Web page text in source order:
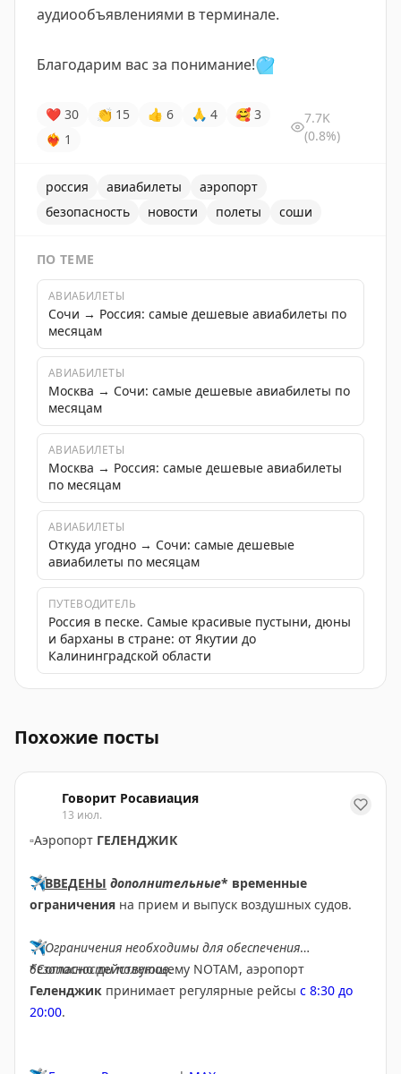
аудиообъявлениями в терминале.
Благодарим вас за понимание!🩵
❤ 30 👏 15 👍 6 🙏 4 🥰 3
❤‍🔥 1
7.7K
(0.8%)
россия авиабилеты
аэропорт
безопасность
новости полеты соши
ПО ТЕМЕ
АВИАБИЛЕТЫ
Сочи → Россия: самые дешевые авиабилеты по
месяцам
АВИАБИЛЕТЫ
Москва → Сочи: самые дешевые авиабилеты по
месяцам
АВИАБИЛЕТЫ
Москва → Россия: самые дешевые авиабилеты
по месяцам
АВИАБИЛЕТЫ
Откуда угодно → Сочи: самые дешевые
авиабилеты по месяцам
ПУТЕВОДИТЕЛЬ
Россия в песке. Самые красивые пустыни, дюны
и барханы в стране: от Якутии до
Калининградской области
Похожие посты
Говорит Росавиация
13 июл.
▫️Аэропорт ГЕЛЕНДЖИК
✈️ВВЕДЕНЫ дополнительные* временные
ограничения на прием и выпуск воздушных судов.
✈️Ограничения необходимы для обеспечения
безопасности полетов.
*Согласно действующему NOTAM, аэропорт
Геленджик принимает регулярные рейсы с 8:30 до
20:00.